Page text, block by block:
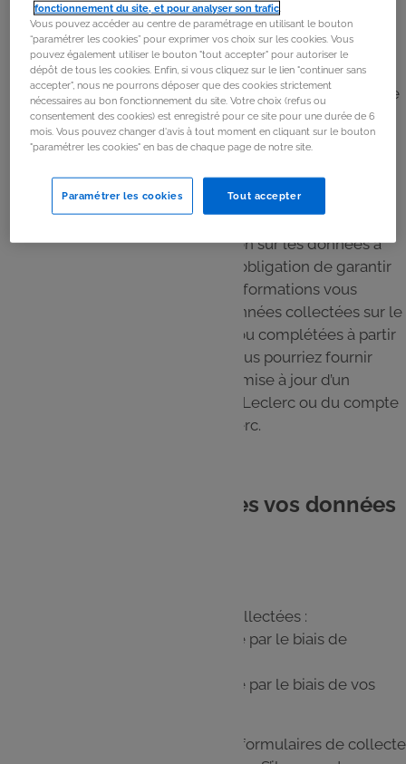
directement auprès de vous, via les cookies ou traceurs
lors de votre navigation sur le Site.
En revanche, lors de votre connexion sur le Site par le
biais de vos identifiants Leclerc Drive, le GALEC collecte
les données à caractère personnel vous concernant
auprès de votre magasin Drive E.Leclerc de
d'identification (nom, prénom, mail, adresse,
Conformément à la réglementation sur les données à
caractère personnel, nous avons l’obligation de garantir
l’exactitude et la mise à jour des informations vous
concernant. C’est pourquoi, les données collectées sur le
Site peuvent être mises à jour et/ou complétées à partir
des données plus récentes que vous pourriez fournir
notamment lors de la création ou mise à jour d’un
compte créé sur un site internet E.Leclerc ou du compte
lié à votre Carte de fidélité E.Leclerc.
3. Quand sont collectées vos données
Vos données personnelles sont collectées :
Lors de votre navigation sur le Site par le biais de
Lors de votre connexion sur le Site par le biais de vos
Les champs mentionnés dans les formulaires de collecte
fonctionnement du site, et pour analyser son trafic
Vous pouvez accéder au centre de paramétrage en utilisant le bouton
“paramétrer les cookies” pour exprimer vos choix sur les cookies. Vous
pouvez également utiliser le bouton "tout accepter" pour autoriser le
dépôt de tous les cookies. Enfin, si vous cliquez sur le lien "continuer sans
accepter", nous ne pourrons déposer que des cookies strictement
nécessaires au bon fonctionnement du site. Votre choix (refus ou
consentement des cookies) est enregistré pour ce site pour une durée de 6
mois. Vous pouvez changer d'avis à tout moment en cliquant sur le bouton
"paramétrer les cookies" en bas de chaque page de notre site.
Tout accepter
Paramétrer les cookies